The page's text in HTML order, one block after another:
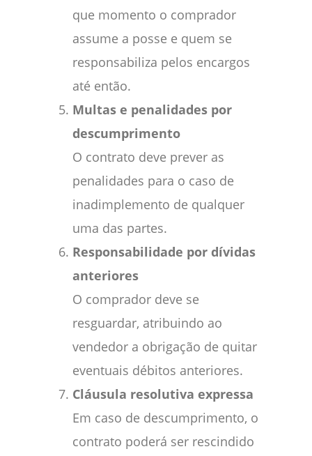
que momento o comprador
assume a posse e quem se
responsabiliza pelos encargos
até então.
Multas e penalidades por
descumprimento
O contrato deve prever as
penalidades para o caso de
inadimplemento de qualquer
uma das partes.
Responsabilidade por dívidas
anteriores
O comprador deve se
resguardar, atribuindo ao
vendedor a obrigação de quitar
eventuais débitos anteriores.
Cláusula resolutiva expressa
Em caso de descumprimento, o
contrato poderá ser rescindido